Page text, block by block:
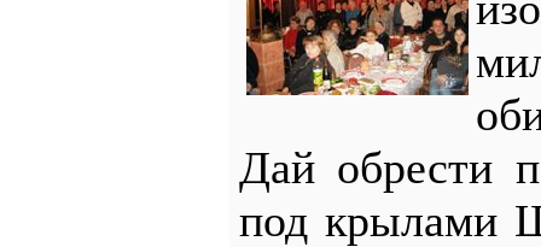
Дай обрести
под крылами